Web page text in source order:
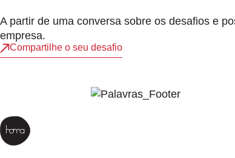
A partir de uma conversa sobre os desafios e
empresa.
Compartilhe o seu desafio